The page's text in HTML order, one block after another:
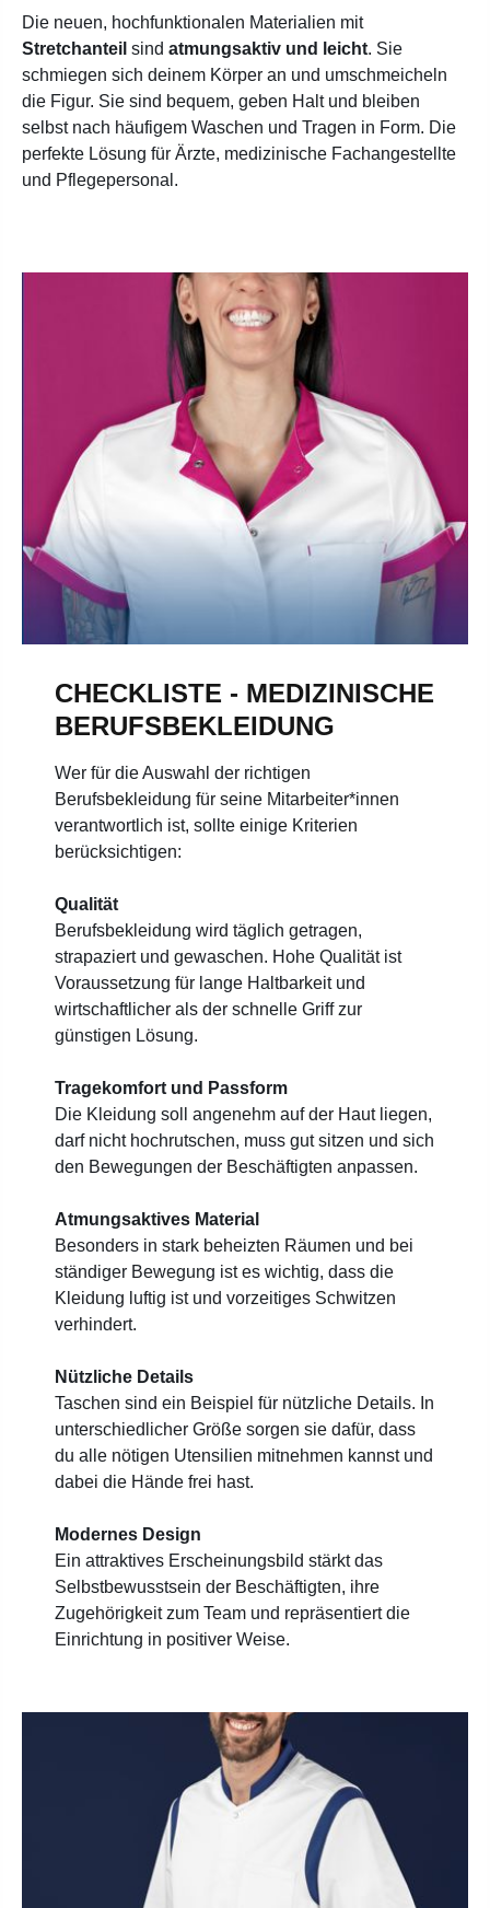
Die neuen, hochfunktionalen Materialien mit
Stretchanteil sind atmungsaktiv und leicht. Sie
schmiegen sich deinem Körper an und umschmeicheln
die Figur. Sie sind bequem, geben Halt und bleiben
selbst nach häufigem Waschen und Tragen in Form. Die
perfekte Lösung für Ärzte, medizinische Fachangestellte
und Pflegepersonal.
CHECKLISTE - MEDIZINISCHE
BERUFSBEKLEIDUNG
Wer für die Auswahl der richtigen
Berufsbekleidung für seine Mitarbeiter*innen
verantwortlich ist, sollte einige Kriterien
berücksichtigen:
Qualität
Berufsbekleidung wird täglich getragen,
strapaziert und gewaschen. Hohe Qualität ist
Voraussetzung für lange Haltbarkeit und
wirtschaftlicher als der schnelle Griff zur
günstigen Lösung.
Tragekomfort und Passform
Die Kleidung soll angenehm auf der Haut liegen,
darf nicht hochrutschen, muss gut sitzen und sich
den Bewegungen der Beschäftigten anpassen.
Atmungsaktives Material
Besonders in stark beheizten Räumen und bei
ständiger Bewegung ist es wichtig, dass die
Kleidung luftig ist und vorzeitiges Schwitzen
verhindert.
Nützliche Details
Taschen sind ein Beispiel für nützliche Details. In
unterschiedlicher Größe sorgen sie dafür, dass
du alle nötigen Utensilien mitnehmen kannst und
dabei die Hände frei hast.
Modernes Design
Ein attraktives Erscheinungsbild stärkt das
Selbstbewusstsein der Beschäftigten, ihre
Zugehörigkeit zum Team und repräsentiert die
Einrichtung in positiver Weise.